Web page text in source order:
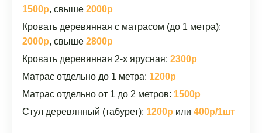
1500р, свыше 2000р
Кровать деревянная с матрасом (до 1 метра):
2000р, свыше 2800р
Кровать деревянная 2-х ярусная: 2300р
Матрас отдельно до 1 метра: 1200р
Матрас отдельно от 1 до 2 метров: 1500р
Стул деревянный (табурет): 1200р или 400р/1шт